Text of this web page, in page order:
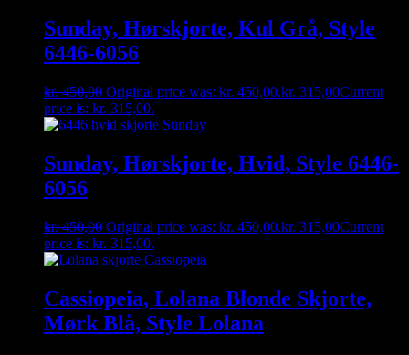
Sunday, Hørskjorte, Kul Grå, Style
6446-6056
kr.450,00 Original price was: kr. 450,00.kr. 315,00Current
price is: kr. 315,00.
Sunday, Hørskjorte, Hvid, Style 6446-
6056
kr.450,00 Original price was: kr. 450,00.kr. 315,00Current
price is: kr. 315,00.
Cassiopeia, Lolana Blonde Skjorte,
Mørk Blå, Style Lolana